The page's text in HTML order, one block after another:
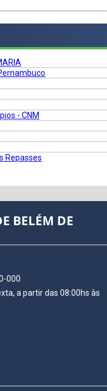
- CNM
Repasses
BELÉM DE
000
a partir das 08:00hs às